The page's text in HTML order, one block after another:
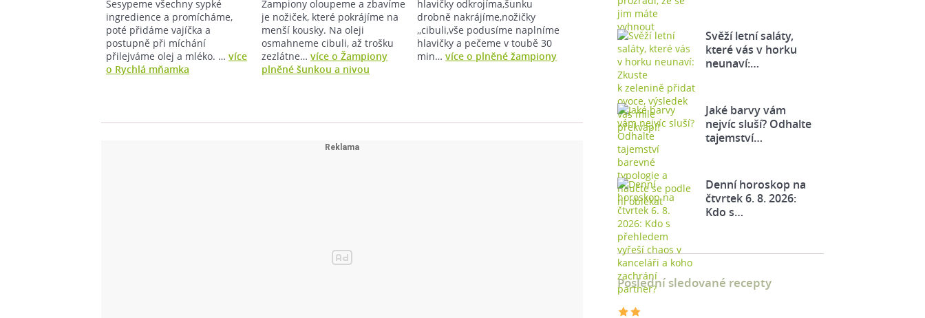
Sesypeme všechny sypké
ingredience a promícháme,
poté přidáme vajíčka a
postupně při míchání
přilejváme olej a mléko. … více
o Rychlá mňamka
Žampiony oloupeme a zbavíme
je nožiček, které pokrájíme na
menší kousky. Na oleji
osmahneme cibuli, až trošku
zezlátne…více o Žampiony
plněné šunkou a nivou
hlavičky odkrojíma,šunku
drobně nakrájíme,nožičky
,,cibuli,vše podusíme naplníme
hlavičky a pečeme v toubě 30
min…více o plněné žampiony
Svěží letní saláty,
které vás v horku
neunaví:…
Jaké barvy vám
nejvíc sluší? Odhalte
tajemství…
Denní horoskop na
čtvrtek 6. 8. 2026:
Kdo s…
Poslední sledované recepty